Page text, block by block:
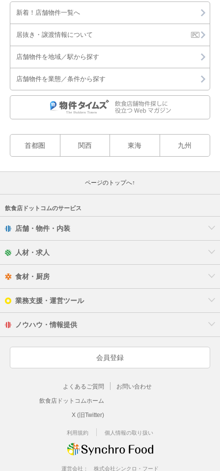
福津市
朝倉市
糸島市
糟屋郡
那珂川市
新着！店舗物件一覧へ
居抜き・譲渡情報について
店舗物件を地域／駅から探す
店舗物件を業態／条件から探す
首都圏 関西 東海 九州
ページのトップへ↑
飲食店ドットコムのサービス
店舗・物件・内装
人材・求人
食材・厨房
業務支援・運営ツール
ノウハウ・情報提供
会員登録
よくあるご質問 お問い合わせ
飲食店ドットコムホーム
X (旧Twitter)
利用規約 個人情報の取り扱い
運営会社： 株式会社シンクロ・フード